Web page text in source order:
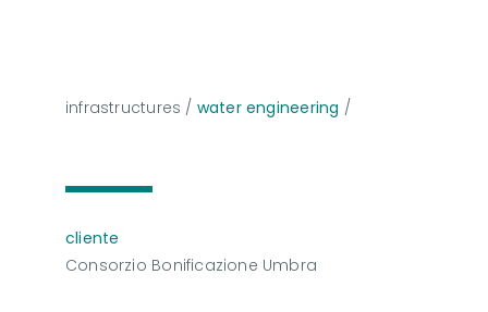
infrastructures / water engineering /
cliente
Consorzio Bonificazione Umbra